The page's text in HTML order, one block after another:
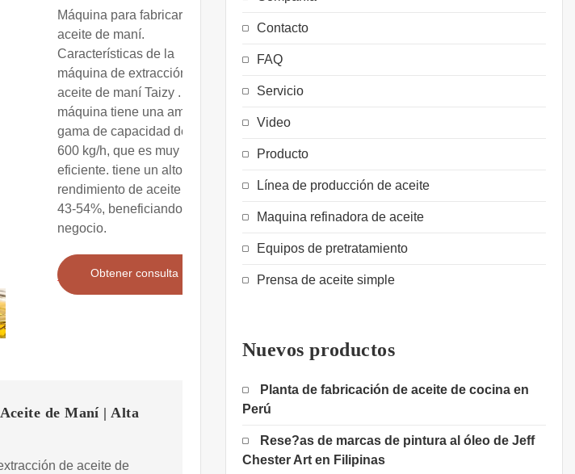
Máquina para fabricar
aceite de maní.
Características de la
máquina de extracción de
aceite de maní Taizy . Esta
máquina tiene una amplia
gama de capacidad de 40-
600 kg/h, que es muy
eficiente. tiene un alto
rendimiento de aceite de
43-54%, beneficiando a su
negocio.
Obtener consulta
de Maní | Alta
de aceite de
Contacto
FAQ
Servicio
Video
Producto
Línea de producción de aceite
Maquina refinadora de aceite
Equipos de pretratamiento
Prensa de aceite simple
Nuevos productos
Planta de fabricación de aceite de cocina en
Perú
Rese?as de marcas de pintura al óleo de Jeff
Chester Art en Filipinas